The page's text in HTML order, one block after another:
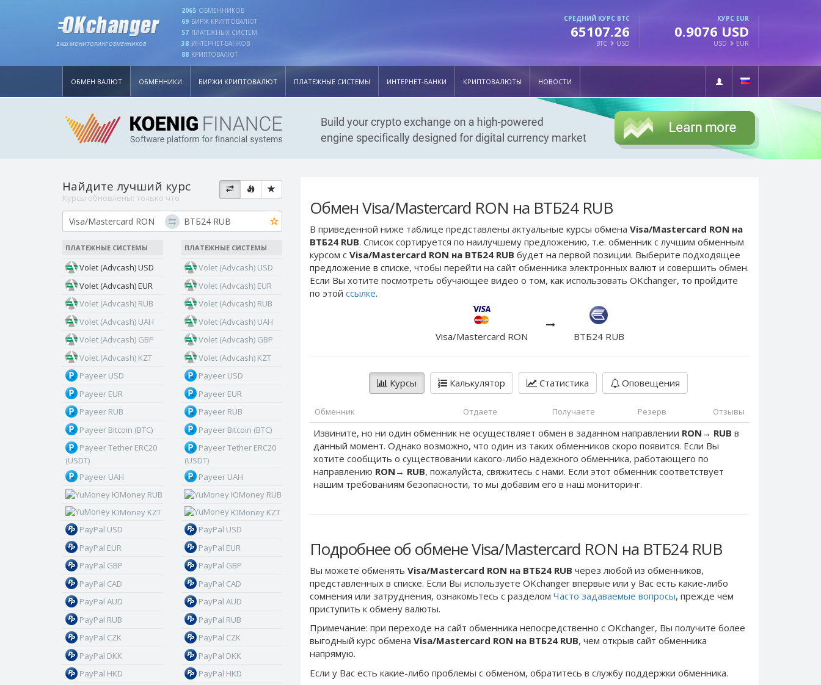
ВАШ МОНИТОРИНГ ОБМЕННИКОВ
2065 ОБМЕННИКОВ
69 БИРЖ КРИПТОВАЛЮТ
57 ПЛАТЕЖНЫХ СИСТЕМ
38 ИНТЕРНЕТ-БАНКОВ
88 КРИПТОВАЛЮТ
СРЕДНИЙ КУРС BTC
65107.26
BTC USD
КУРС EUR
0.9076 USD
USD EUR
ОБМЕН ВАЛЮТ ОБМЕННИКИ БИРЖИ КРИПТОВАЛЮТ ПЛАТЕЖНЫЕ СИСТЕМЫ ИНТЕРНЕТ-БАНКИ КРИПТОВАЛЮТЫ НОВОСТИ
Обмен Visa/Mastercard RON на ВТБ24 RUB
В приведенной ниже таблице представлены актуальные курсы обмена Visa/Mastercard RON на
ВТБ24 RUB. Список сортируется по наилучшему предложению, т.е. обменник с лучшим обменным
курсом с Visa/Mastercard RON на ВТБ24 RUB будет на первой позиции. Выберите подходящее
предложение в списке, чтобы перейти на сайт обменника электронных валют и совершить обмен.
Если Вы хотите посмотреть обучающее видео о том, как использовать OKchanger, то пройдите
по этой ссылке.
Visa/Mastercard RON ВТБ24 RUB
Курсы Калькулятор Статистика Оповещения
Обменник Отдаете Получаете Резерв Отзывы
Извините, но ни один обменник не осуществляет обмен в заданном направлении RON → RUB в
данный момент. Однако возможно, что один из таких обменников скоро появится. Если Вы
хотите сообщить о существовании какого-либо надежного обменника, работающего по
направлению RON → RUB, пожалуйста, свяжитесь с нами. Если этот обменник соответствует
нашим требованиям безопасности, то мы добавим его в наш мониторинг.
Подробнее об обмене Visa/Mastercard RON на ВТБ24 RUB
Вы можете обменять Visa/Mastercard RON на ВТБ24 RUB через любой из обменников,
представленных в списке. Если Вы используете OKchanger впервые или у Вас есть какие-либо
сомнения или затруднения, ознакомьтесь с разделом Часто задаваемые вопросы, прежде чем
приступить к обмену валюты.
Примечание: при переходе на сайт обменника непосредственно c OKchanger, Вы получите более
выгодный курс обмена Visa/Mastercard RON на ВТБ24 RUB, чем открыв сайт обменника
напрямую.
Если у Вас есть какие-либо проблемы с обменом, обратитесь в службу поддержки обменника.
Найдите лучший курс
Курсы обновлены: только что
ПЛАТЕЖНЫЕ СИСТЕМЫ
Volet (Advcash) USD
Volet (Advcash) EUR
Volet (Advcash) RUB
Volet (Advcash) UAH
Volet (Advcash) GBP
Volet (Advcash) KZT
Payeer USD
Payeer EUR
Payeer RUB
Payeer Bitcoin (BTC)
Payeer Tether ERC20
(USDT)
Payeer UAH
ЮMoney RUB
ЮMoney KZT
PayPal USD
PayPal EUR
PayPal GBP
PayPal CAD
PayPal AUD
PayPal RUB
PayPal CZK
PayPal DKK
PayPal HKD
ПЛАТЕЖНЫЕ СИСТЕМЫ
Volet (Advcash) USD
Volet (Advcash) EUR
Volet (Advcash) RUB
Volet (Advcash) UAH
Volet (Advcash) GBP
Volet (Advcash) KZT
Payeer USD
Payeer EUR
Payeer RUB
Payeer Bitcoin (BTC)
Payeer Tether ERC20
(USDT)
Payeer UAH
ЮMoney RUB
ЮMoney KZT
PayPal USD
PayPal EUR
PayPal GBP
PayPal CAD
PayPal AUD
PayPal RUB
PayPal CZK
PayPal DKK
PayPal HKD